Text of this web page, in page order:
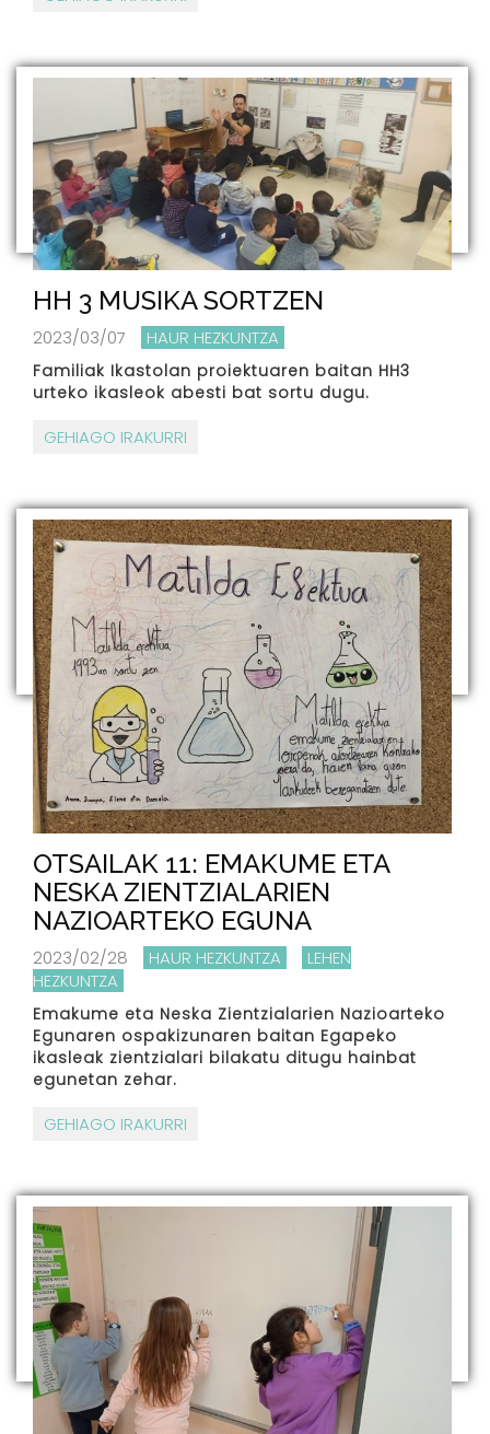
HH 3 MUSIKA SORTZEN
2023/03/07 HAUR HEZKUNTZA
Familiak Ikastolan proiektuaren baitan HH3
urteko ikasleok abesti bat sortu dugu.
GEHIAGO IRAKURRI
OTSAILAK 11: EMAKUME ETA
NESKA ZIENTZIALARIEN
NAZIOARTEKO EGUNA
2023/02/28 HAUR HEZKUNTZA
LEHEN
HEZKUNTZA
Emakume eta Neska Zientzialarien Nazioarteko
Egunaren ospakizunaren baitan Egapeko
ikasleak zientzialari bilakatu ditugu hainbat
egunetan zehar.
GEHIAGO IRAKURRI